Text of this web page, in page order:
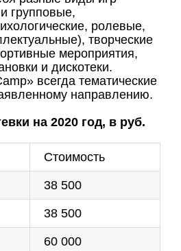
групповые,
ролевые,
творческие
мероприятия,
и дискотеки.
всегда тематические
направлению.
на 2020 год, в руб.
Стоимость
38 500
38 500
60 000